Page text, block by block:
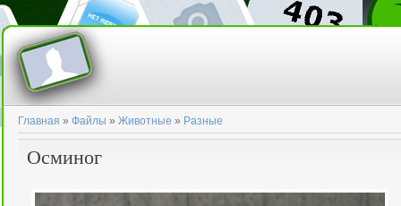
Главная » Файлы » Животные » Разные
Осминог